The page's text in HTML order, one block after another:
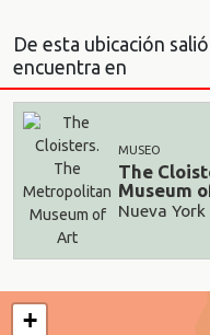
De esta ubicación
encuentra en
MUSEO
The
Museum
Nueva
+